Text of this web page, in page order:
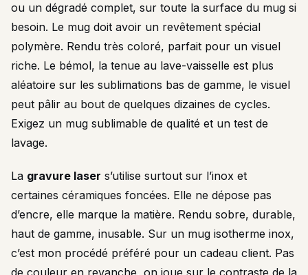
ou un dégradé complet, sur toute la surface du mug si
besoin. Le mug doit avoir un revêtement spécial
polymère. Rendu très coloré, parfait pour un visuel
riche. Le bémol, la tenue au lave-vaisselle est plus
aléatoire sur les sublimations bas de gamme, le visuel
peut pâlir au bout de quelques dizaines de cycles.
Exigez un mug sublimable de qualité et un test de
lavage.
La gravure laser s’utilise surtout sur l’inox et
certaines céramiques foncées. Elle ne dépose pas
d’encre, elle marque la matière. Rendu sobre, durable,
haut de gamme, inusable. Sur un mug isotherme inox,
c’est mon procédé préféré pour un cadeau client. Pas
de couleur en revanche, on joue sur le contraste de la